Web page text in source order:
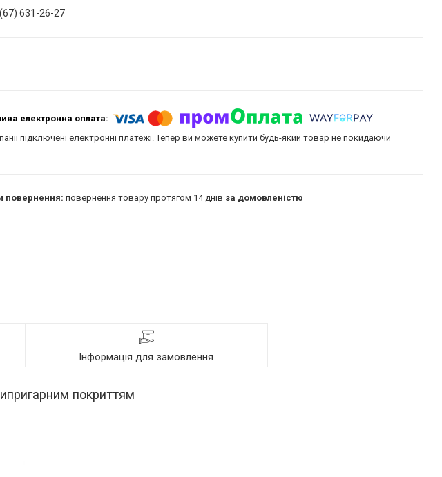
631-26-27
підключені електронні платежі. Тепер ви можете купити будь-який товар не покидаючи
повернення товару протягом 14 днів за домовленістю
Інформація для замовлення
покриттям